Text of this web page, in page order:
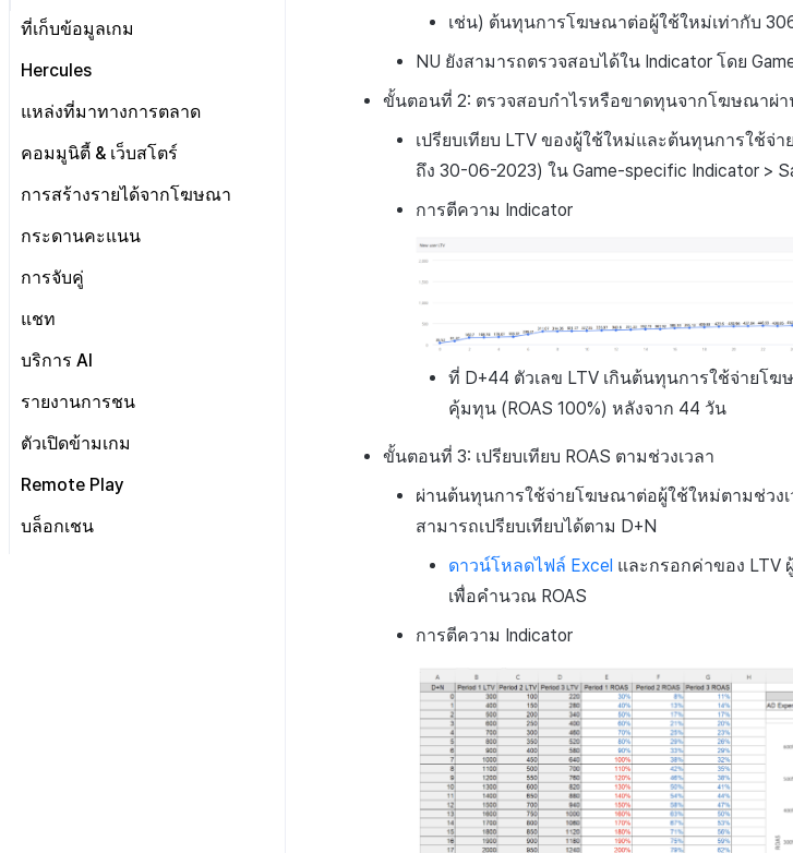
การขาย
ที่เก็บข้อมูลเกม
Hercules
การรับรองHercules
แหล่งที่มาทางการตลาด
ตั้งค่า Airbridge
คอมมูนิตี้ & เว็บสโตร์
เริ่มต้น
การเตรียมสินทรัพย์รูปภาพ
การตั้งค่าเว็บ
ค้นหาผู้ใช้
ตั้งค่าเว็บสโตร์
UI คอมมูนิตี้
แบนเนอร์
โพสต์คอมมูนิตี้
โพสต์ของผู้ใช้
คำต้องห้าม
ชื่อเล่นของผู้ดูแล
สถิติชุมชน
การสร้างรายได้จากโฆษณา
Adiz
กระดานคะแนน
การจับคู่
การจัดการการจับคู่
แชท
ตัวกรองแชท AI
บริการ AI
การแปลอัตโนมัติ
ตรวจจับการละเมิดแชท
เกี่ยวกับระบบการตรวจจับการ
การตรวจสอบชุมชน
เกี่ยวกับระบบตรวจสอบชุมชน
การวิเคราะห์ชุมชน Hive
รายงานการชน
ตัวเปิดข้ามเกม
การจัดการแอป
Remote Play
ตั้งค่า Remote Play
บล็อกเชน
เช่น) ต้นทุนการโฆษณาต่อผู้ใช้ใหม่เท่ากับ
NU ยังสามารถตรวจสอบได้ใน Indicator โดย
ขั้นตอนที่ 2: ตรวจสอบกำไรหรือขาดทุนจากโฆษณาผ่า
เปรียบเทียบ LTV ของผู้ใช้ใหม่และต้นทุนการใช้
ถึง 30-06-2023) ใน Game-specific Indicator >
การตีความ Indicator
ที่ D+44 ตัวเลข LTV เกินต้นทุนการใช้จ่าย
คุ้มทุน (ROAS 100%) หลังจาก 44 วัน
ขั้นตอนที่ 3: เปรียบเทียบ ROAS ตามช่วงเวลา
ผ่านต้นทุนการใช้จ่ายโฆษณาต่อผู้ใช้ใหม่ตามช่วงเ
สามารถเปรียบเทียบได้ตาม D+N
ดาวน์โหลดไฟล์ Excel และกรอกค่าของ LTV
เพื่อคำนวณ ROAS
การตีความ Indicator